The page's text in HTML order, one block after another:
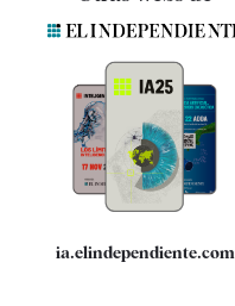
Quiénes somos
Especificaciones
ia.elindependiente.com